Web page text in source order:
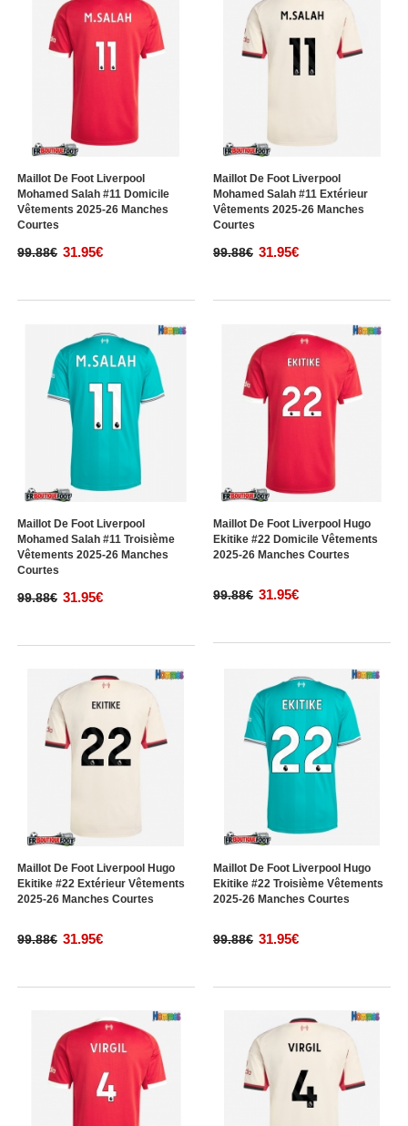
Maillot De Foot Liverpool
Mohamed Salah #11 Domicile
Vêtements 2025-26 Manches
Courtes
99.88€ 31.95€
Maillot De Foot Liverpool
Mohamed Salah #11 Extérieur
Vêtements 2025-26 Manches
Courtes
99.88€ 31.95€
Maillot De Foot Liverpool
Mohamed Salah #11 Troisième
Vêtements 2025-26 Manches
Courtes
99.88€ 31.95€
Maillot De Foot Liverpool Hugo
Ekitike #22 Domicile Vêtements
2025-26 Manches Courtes
99.88€ 31.95€
Maillot De Foot Liverpool Hugo
Ekitike #22 Extérieur Vêtements
2025-26 Manches Courtes
99.88€ 31.95€
Maillot De Foot Liverpool Hugo
Ekitike #22 Troisième Vêtements
2025-26 Manches Courtes
99.88€ 31.95€